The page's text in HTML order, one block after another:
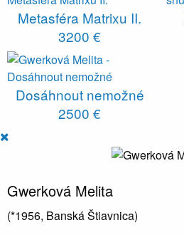
Metasféra Matrixu II.
3200 €
Dosáhnout nemožné
2500 €
Gwerková Melita
(*1956, Banská Štiavnica)